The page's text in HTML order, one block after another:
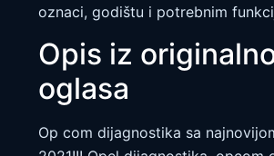
oznaci, godištu i potrebnim
Opis iz
oglasa
Op com dijagnostika sa